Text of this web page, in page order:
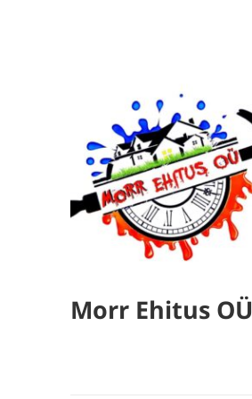
Morr Ehitus OÜ